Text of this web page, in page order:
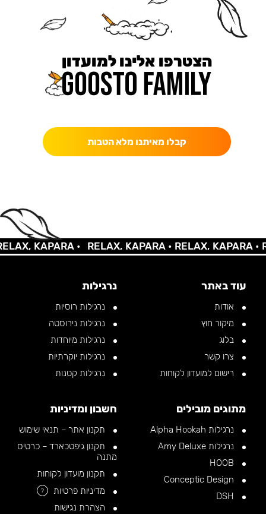
הצטרפו אלינו למועדון
קבלו מאיתנו מלא הטבות
KAPARA • RELAX, KAPARA •RELAX, KAPARA •
עוד באתר
אודות
מיקור חוץ
בלוג
צרו קשר
רישום למועדון לקוחות
נרגילות
נרגילות רוסיות
נרגילות נירוסטה
נרגילות מיוחדות
נרגילות יוקרתיות
נרגילות קטנות
מתוגים מובילים
נרגילות Alpha Hookah
נרגילות Amy Deluxe
חשבון ומדיניות
תקנון אתר – תנאי שימוש
תקנון גיפטכארד – כרטיס
מתנה
תקנון מועדון לקוחות
מדיניות פרטיות
?
הצהרת נגישות